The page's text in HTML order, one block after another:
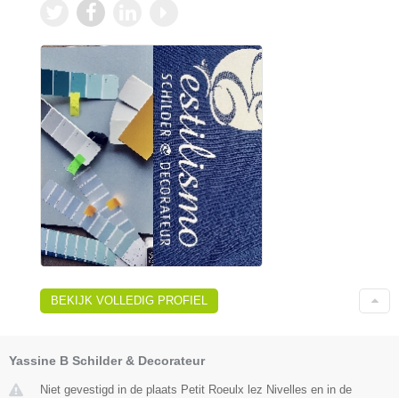
BEKIJK VOLLEDIG PROFIEL
Yassine B Schilder & Decorateur
Niet gevestigd in de plaats Petit Roeulx lez Nivelles en in de